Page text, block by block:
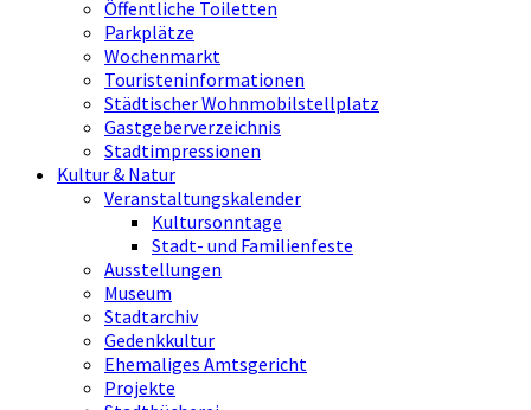
Öffentliche Toiletten
Parkplätze
Wochenmarkt
Touristeninformationen
Städtischer Wohnmobilstellplatz
Gastgeberverzeichnis
Stadtimpressionen
Kultur & Natur
Veranstaltungskalender
Kultursonntage
Stadt- und Familienfeste
Ausstellungen
Museum
Stadtarchiv
Gedenkkultur
Ehemaliges Amtsgericht
Projekte